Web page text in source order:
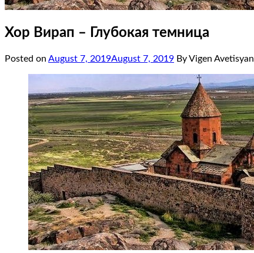
Хор Вирап – Глубокая темница
Posted on August 7, 2019August 7, 2019 By Vigen Avetisyan